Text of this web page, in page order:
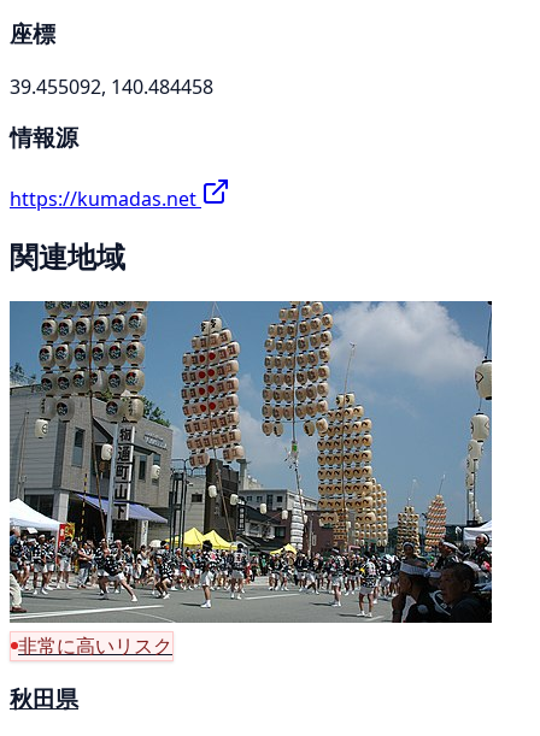
座標
39.455092, 140.484458
情報源
https://kumadas.net
関連地域
非常に高いリスク
秋田県